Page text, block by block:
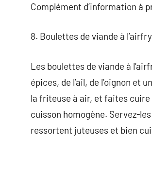
Complément d’information à
8. Boulettes de viande à
Les boulettes de viande à
épices, de l’ail, de l’oignon et
la friteuse à air, et faites cuire
cuisson homogène. Servez-
ressortent juteuses et bien